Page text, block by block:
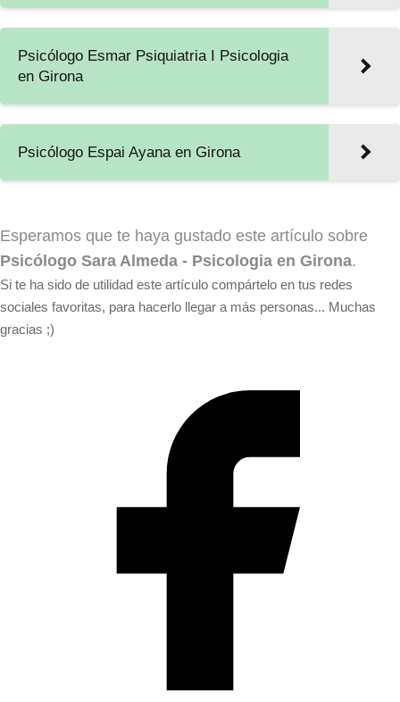
Psicólogo Esmar Psiquiatria I Psicologia
en Girona
Psicólogo Espai Ayana en Girona
Esperamos que te haya gustado este artículo sobre
Psicólogo Sara Almeda - Psicologia en Girona.
Si te ha sido de utilidad este artículo compártelo en tus redes
sociales favoritas, para hacerlo llegar a más personas... Muchas
gracias ;)